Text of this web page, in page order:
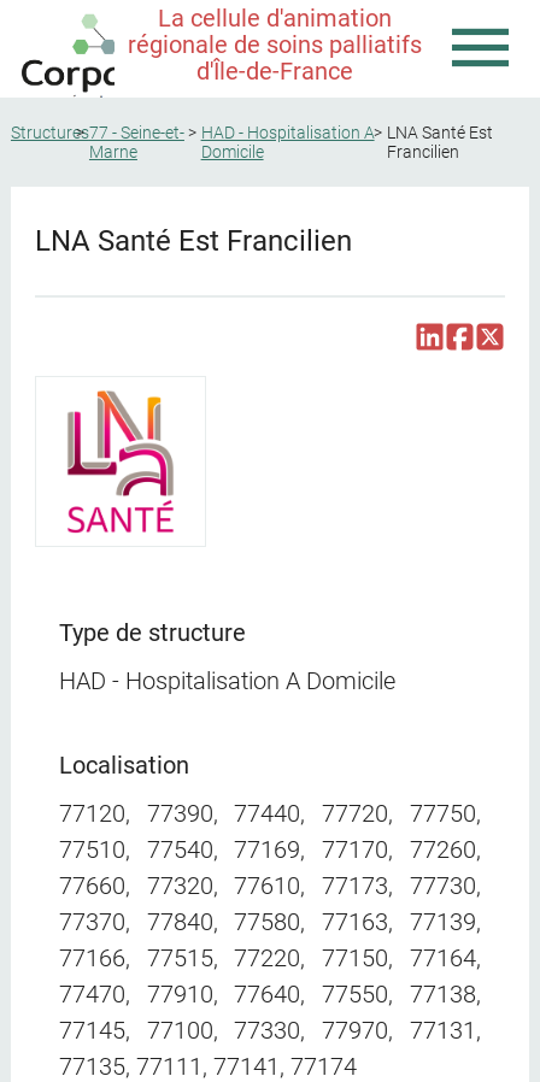
La cellule d'animation
régionale de soins palliatifs
d'Île-de-France
Structures77 - Seine-et-
Marne
HAD - Hospitalisation A
Domicile
LNA Santé Est
Francilien
LNA Santé Est Francilien
Type de structure
HAD - Hospitalisation A Domicile
Localisation
77120, 77390, 77440, 77720, 77750,
77510, 77540, 77169, 77170, 77260,
77660, 77320, 77610, 77173, 77730,
77370, 77840, 77580, 77163, 77139,
77166, 77515, 77220, 77150, 77164,
77470, 77910, 77640, 77550, 77138,
77145, 77100, 77330, 77970, 77131,
77135, 77111, 77141, 77174